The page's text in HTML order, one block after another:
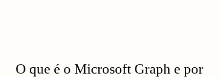
O que é o Microsoft Graph e por